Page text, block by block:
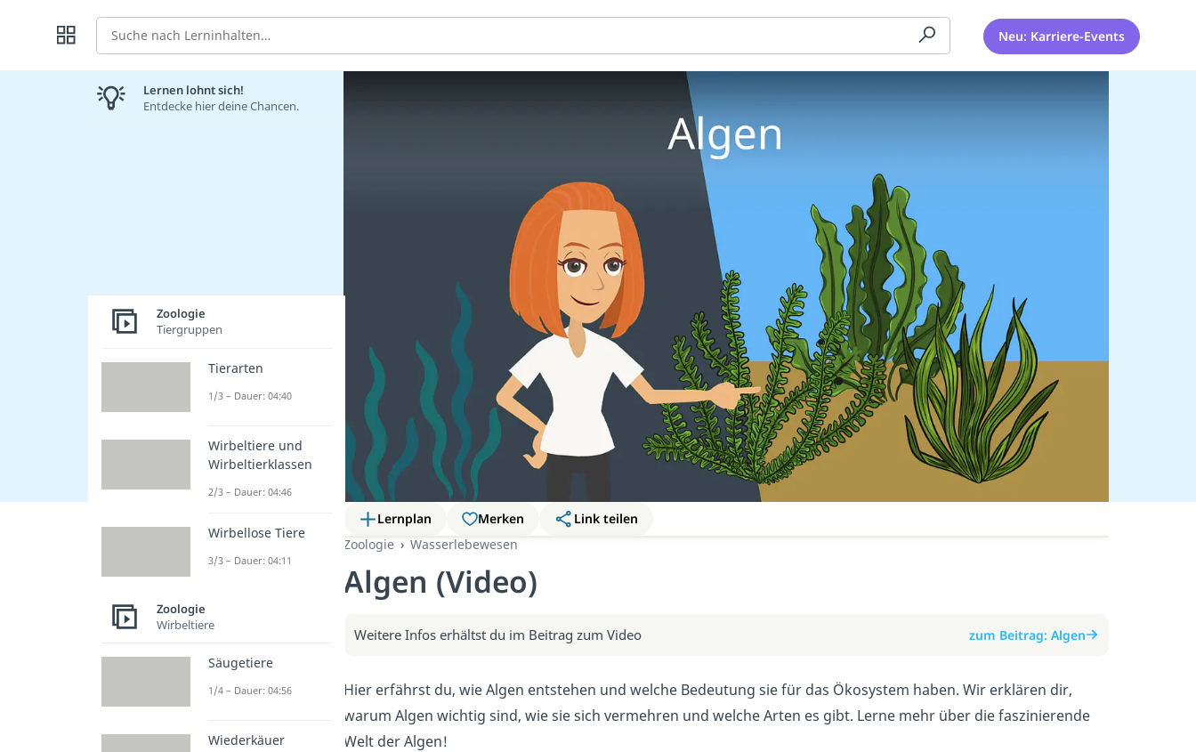
Suche Neu: Karriere-Events
Lernplan Merken
Link teilen
Zoologie
Wasserlebewesen
Algen (Video)
Weitere Infos erhältst du im Beitrag zum Video zum Beitrag: Algen
Hier erfährst du, wie Algen entstehen und welche Bedeutung sie für das Ökosystem haben. Wir erklären dir,
warum Algen wichtig sind, wie sie sich vermehren und welche Arten es gibt. Lerne mehr über die faszinierende
Welt der Algen!
Lernen lohnt sich!
Entdecke hier deine Chancen.
Zoologie
Tiergruppen
Tierarten
1/3 – Dauer: 04:40
Wirbeltiere und
Wirbeltierklassen
2/3 – Dauer: 04:46
Wirbellose Tiere
3/3 – Dauer: 04:11
Zoologie
Wirbeltiere
Säugetiere
1/4 – Dauer: 04:56
Wiederkäuer